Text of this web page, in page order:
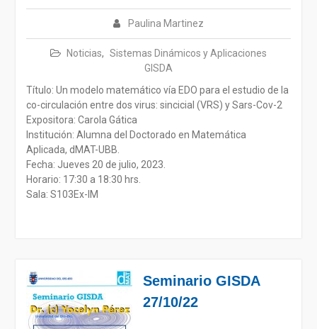
Paulina Martinez
Noticias, Sistemas Dinámicos y Aplicaciones
GISDA
Título: Un modelo matemático vía EDO para el estudio de la
co-circulación entre dos virus: sincicial (VRS) y Sars-Cov-2
Expositora: Carola Gática
Institución: Alumna del Doctorado en Matemática
Aplicada, dMAT-UBB.
Fecha: Jueves 20 de julio, 2023.
Horario: 17:30 a 18:30 hrs.
Sala: S103Ex-IM
Seminario GISDA
27/10/22